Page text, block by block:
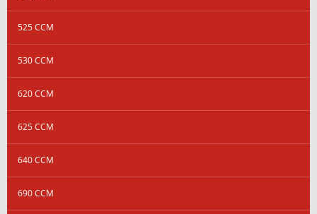
525 CCM
530 CCM
620 CCM
625 CCM
640 CCM
690 CCM